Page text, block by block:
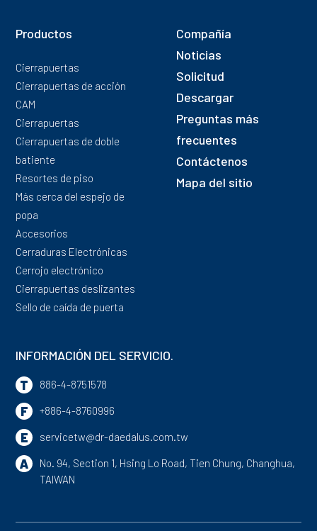
Productos
Cierrapuertas
Cierrapuertas de acción
CAM
Cierrapuertas
Cierrapuertas de doble
batiente
Resortes de piso
Más cerca del espejo de
popa
Accesorios
Cerraduras Electrónicas
Cerrojo electrónico
Cierrapuertas deslizantes
Sello de caída de puerta
Compañía
Noticias
Solicitud
Descargar
Preguntas más
frecuentes
Contáctenos
Mapa del sitio
INFORMACIÓN DEL SERVICIO.
T
886-4-8751578
F +886-4-8760996
E servicetw@dr-daedalus.com.tw
A No. 94, Section 1, Hsing Lo Road, Tien Chung, Changhua,
TAIWAN